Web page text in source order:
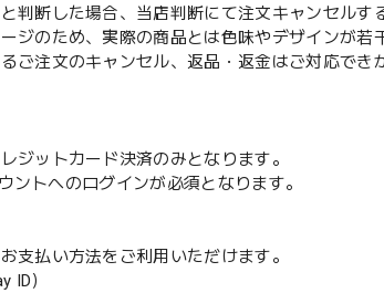
判断した場合、当店判断にて注文キャンセルす
ジのため、実際の商品とは色味やデザインが若
ご注文のキャンセル、返品・返金はご対応でき
ジットカード決済のみとなります。
ントへのログインが必須となります。
支払い方法をご利用いただけます。
ID）